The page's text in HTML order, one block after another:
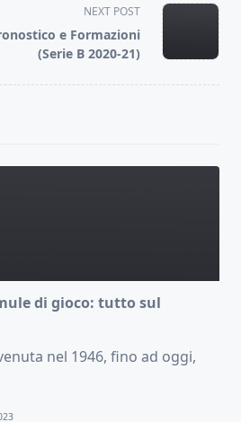
NEXT POST
e Formazioni
(Serie B 2020-21)
di gioco: tutto sul
nel 1946, fino ad oggi,